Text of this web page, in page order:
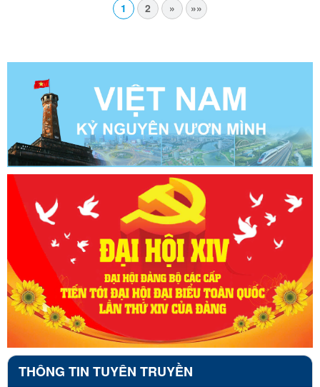
1 2 » »»
THÔNG TIN TUYÊN TRUYỀN